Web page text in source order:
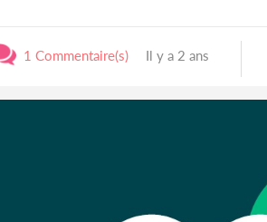
1 Commentaire(s) Il y a 2 ans